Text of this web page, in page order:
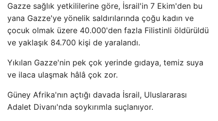
Gazze sağlık yetkililerine göre, İsrail'in 7 Ekim'den bu
yana Gazze'ye yönelik saldırılarında çoğu kadın ve
çocuk olmak üzere 40.000'den fazla Filistinli öldürüldü
ve yaklaşık 84.700 kişi de yaralandı.
Yıkılan Gazze'nin pek çok yerinde gıdaya, temiz suya
ve ilaca ulaşmak hâlâ çok zor.
Güney Afrika'nın açtığı davada İsrail, Uluslararası
Adalet Divanı'nda soykırımla suçlanıyor.